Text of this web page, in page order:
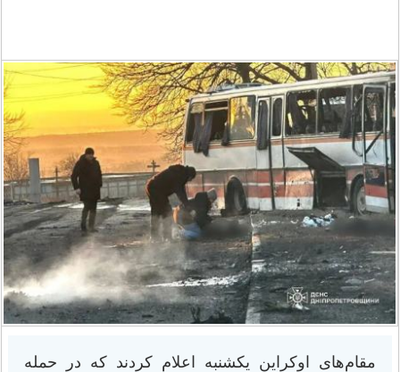
مقام‌های اوکراین یکشنبه اعلام کردند که در حمله